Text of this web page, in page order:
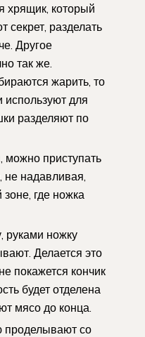
хрящик, который
секрет, разделать
Другое
так же.
жарить, то
используют для
разделяют по
можно приступать
не надавливая,
где ножка
руками ножку
Делается это
покажется кончик
будет отделена
мясо до конца.
со